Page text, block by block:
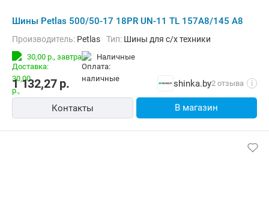
Шины Petlas 500/50-17 18PR UN-11 TL 157A8/145 A8
Производитель: Petlas Тип: Шины для с/х техники
30,00 р., завтра наличные
1 132,27р. shinka.by2 отзыва i
Контакты В магазин